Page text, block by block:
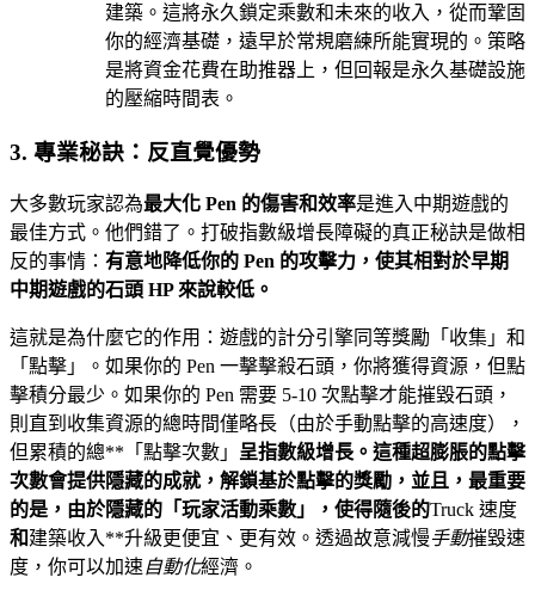
建築。這將永久鎖定乘數和未來的收入，從而鞏固
你的經濟基礎，遠早於常規磨練所能實現的。策略
是將資金花費在助推器上，但回報是永久基礎設施
的壓縮時間表。
3. 專業秘訣：反直覺優勢
大多數玩家認為最大化 Pen 的傷害和效率是進入中期遊戲的
最佳方式。他們錯了。打破指數級增長障礙的真正秘訣是做相
反的事情： 有意地降低你的 Pen 的攻擊力，使其相對於早期
中期遊戲的石頭 HP 來說較低。
這就是為什麼它的作用：遊戲的計分引擎同等獎勵「收集」和
「點擊」。如果你的 Pen 一擊擊殺石頭，你將獲得資源，但點
擊積分最少。如果你的 Pen 需要 5-10 次點擊才能摧毀石頭，
則直到收集資源的總時間僅略長（由於手動點擊的高速度），
但累積的總**「點擊次數」 呈指數級增長。這種超膨脹的點擊
次數會提供隱藏的成就，解鎖基於點擊的獎勵，並且，最重要
的是，由於隱藏的「玩家活動乘數」，使得隨後的Truck 速度
和建築收入**升級更便宜、更有效。透過故意減慢手動摧毀速
度，你可以加速自動化經濟。